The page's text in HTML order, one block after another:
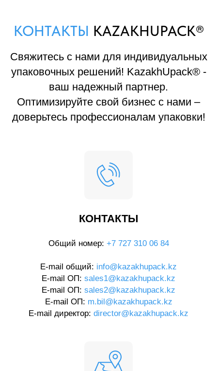
КОНТАКТЫ KAZAKHUPACK®
Свяжитесь с нами для индивидуальных
упаковочных решений! KazakhUpack® -
ваш надежный партнер.
Оптимизируйте свой бизнес с нами –
доверьтесь профессионалам упаковки!
КОНТАКТЫ
Общий номер: +7 727 310 06 84
E-mail общий: info@kazakhupack.kz
E-mail ОП: sales1@kazakhupack.kz
E-mail ОП: sales2@kazakhupack.kz
E-mail ОП: m.bil@kazakhupack.kz
E-mail директор: director@kazakhupack.kz